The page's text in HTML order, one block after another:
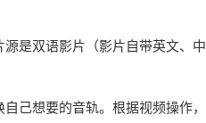
是双语影片（影片自带英文、中
己想要的音轨。根据视频操作，